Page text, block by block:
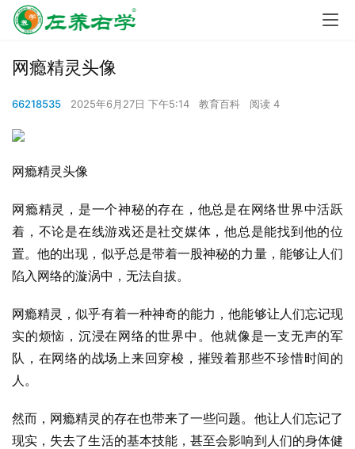
网瘾精灵头像
66218535 2025年6月27日 下午5:14 教育百科 阅读 4
网瘾精灵头像
网瘾精灵，是一个神秘的存在，他总是在网络世界中活跃
着，不论是在线游戏还是社交媒体，他总是能找到他的位
置。他的出现，似乎总是带着一股神秘的力量，能够让人们
陷入网络的漩涡中，无法自拔。
网瘾精灵，似乎有着一种神奇的能力，他能够让人们忘记现
实的烦恼，沉浸在网络的世界中。他就像是一支无声的军
队，在网络的战场上来回穿梭，摧毁着那些不珍惜时间的
人。
然而，网瘾精灵的存在也带来了一些问题。他让人们忘记了
现实，失去了生活的基本技能，甚至会影响到人们的身体健